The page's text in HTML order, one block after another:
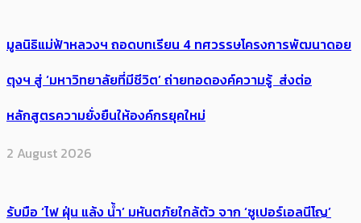
มูลนิธิแม่ฟ้าหลวงฯ ถอดบทเรียน 4 ทศวรรษโครงการพัฒนาดอย
ตุงฯ สู่ ‘มหาวิทยาลัยที่มีชีวิต’ ถ่ายทอดองค์ความรู้ ส่งต่อ
หลักสูตรความยั่งยืนให้องค์กรยุคใหม่
2 August 2026
รับมือ ‘ไฟ ฝุ่น แล้ง น้ำ’ มหันตภัยใกล้ตัว จาก ‘ซูเปอร์เอลนีโญ’